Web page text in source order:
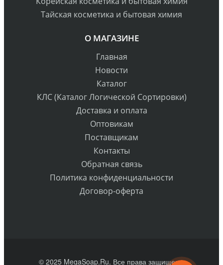
Тайская косметика и бытовая химия
О МАГАЗИНЕ
Главная
Новости
Каталог
КЛС (Каталог Логической Сортировки)
Доставка и оплата
Оптовикам
Поставщикам
Контакты
Обратная связь
Политика конфиденциальности
Договор-оферта
© 2025 MegaSoap.Ru. Все права защищены